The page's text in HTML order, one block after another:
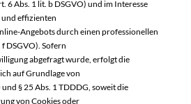
6 Abs. 1 lit. b DSGVO) und im Interesse
effizienten
Angebots durch einen professionellen
DSGVO). Sofern
abgefragt wurde, erfolgt die
auf Grundlage von
§ 25 Abs. 1 TDDDG, soweit die
von Cookies oder